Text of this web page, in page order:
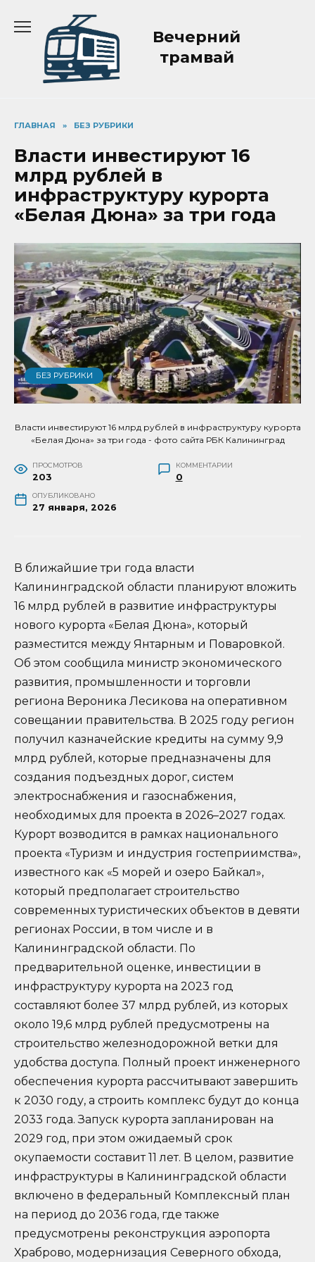
содержанию
Вечерний
трамвай
ГЛАВНАЯ » БЕЗ РУБРИКИ
Власти инвестируют 16
млрд рублей в
инфраструктуру курорта
«Белая Дюна» за три года
БЕЗ РУБРИКИ
Власти инвестируют 16 млрд рублей в инфраструктуру курорта
«Белая Дюна» за три года - фото сайта РБК Калининград
ПРОСМОТРОВ
203
КОММЕНТАРИИ
0
ОПУБЛИКОВАНО
27 января, 2026
В ближайшие три года власти
Калининградской области планируют вложить
16 млрд рублей в развитие инфраструктуры
нового курорта «Белая Дюна», который
разместится между Янтарным и Поваровкой.
Об этом сообщила министр экономического
развития, промышленности и торговли
региона Вероника Лесикова на оперативном
совещании правительства. В 2025 году регион
получил казначейские кредиты на сумму 9,9
млрд рублей, которые предназначены для
создания подъездных дорог, систем
электроснабжения и газоснабжения,
необходимых для проекта в 2026–2027 годах.
Курорт возводится в рамках национального
проекта «Туризм и индустрия гостеприимства»,
известного как «5 морей и озеро Байкал»,
который предполагает строительство
современных туристических объектов в девяти
регионах России, в том числе и в
Калининградской области. По
предварительной оценке, инвестиции в
инфраструктуру курорта на 2023 год
составляют более 37 млрд рублей, из которых
около 19,6 млрд рублей предусмотрены на
строительство железнодорожной ветки для
удобства доступа. Полный проект инженерного
обеспечения курорта рассчитывают завершить
к 2030 году, а строить комплекс будут до конца
2033 года. Запуск курорта запланирован на
2029 год, при этом ожидаемый срок
окупаемости составит 11 лет. В целом, развитие
инфраструктуры в Калининградской области
включено в федеральный Комплексный план
на период до 2036 года, где также
предусмотрены реконструкция аэропорта
Храброво, модернизация Северного обхода,